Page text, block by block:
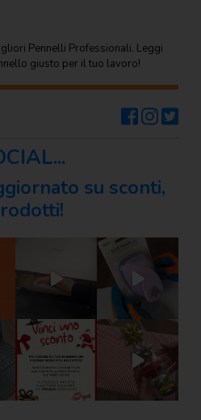
Pennelli Professionali. Leggi
giusto per il tuo lavoro!
su sconti,